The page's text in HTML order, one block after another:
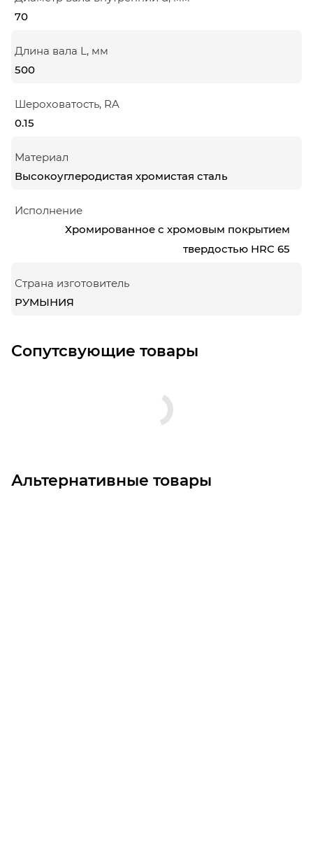
70
Длина вала L, мм
500
Шероховатость, RA
0.15
Материал
Высокоуглеродистая хромистая сталь
Исполнение
Хромированное с хромовым покрытием
твердостью HRC 65
Страна изготовитель
РУМЫНИЯ
Сопутсвующие товары
Альтернативные товары